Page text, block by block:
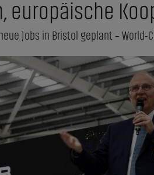
europäische
neue Jobs in Bristol geplant –